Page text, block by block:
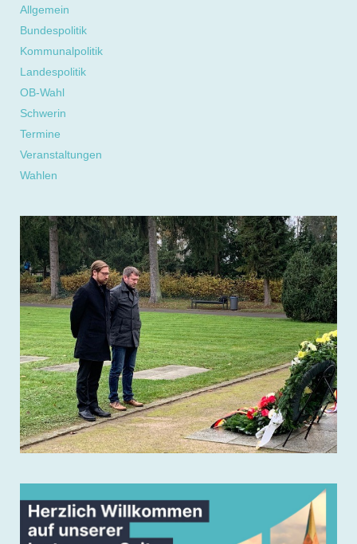
Allgemein
Bundespolitik
Kommunalpolitik
Landespolitik
OB-Wahl
Schwerin
Termine
Veranstaltungen
Wahlen